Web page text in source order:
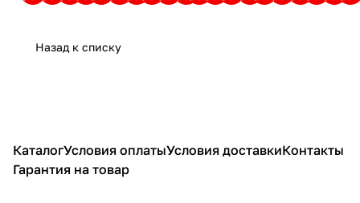
Назад к списку
КаталогУсловия оплатыУсловия доставкиКонтакты
Гарантия на товар